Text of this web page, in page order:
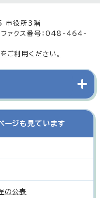
役所3階
クス番号：048-464-
ご利用ください。
ージも見ています
の公表